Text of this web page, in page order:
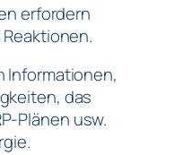
erfordern
Informationen,
das
Plänen usw.